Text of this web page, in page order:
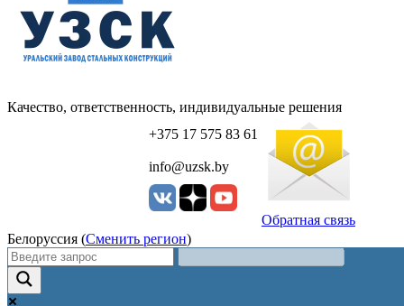
Качество, ответственность, индивидуальные решения
+375 17 575 83 61
info@uzsk.by
Обратная связь
Белоруссия (Сменить регион)